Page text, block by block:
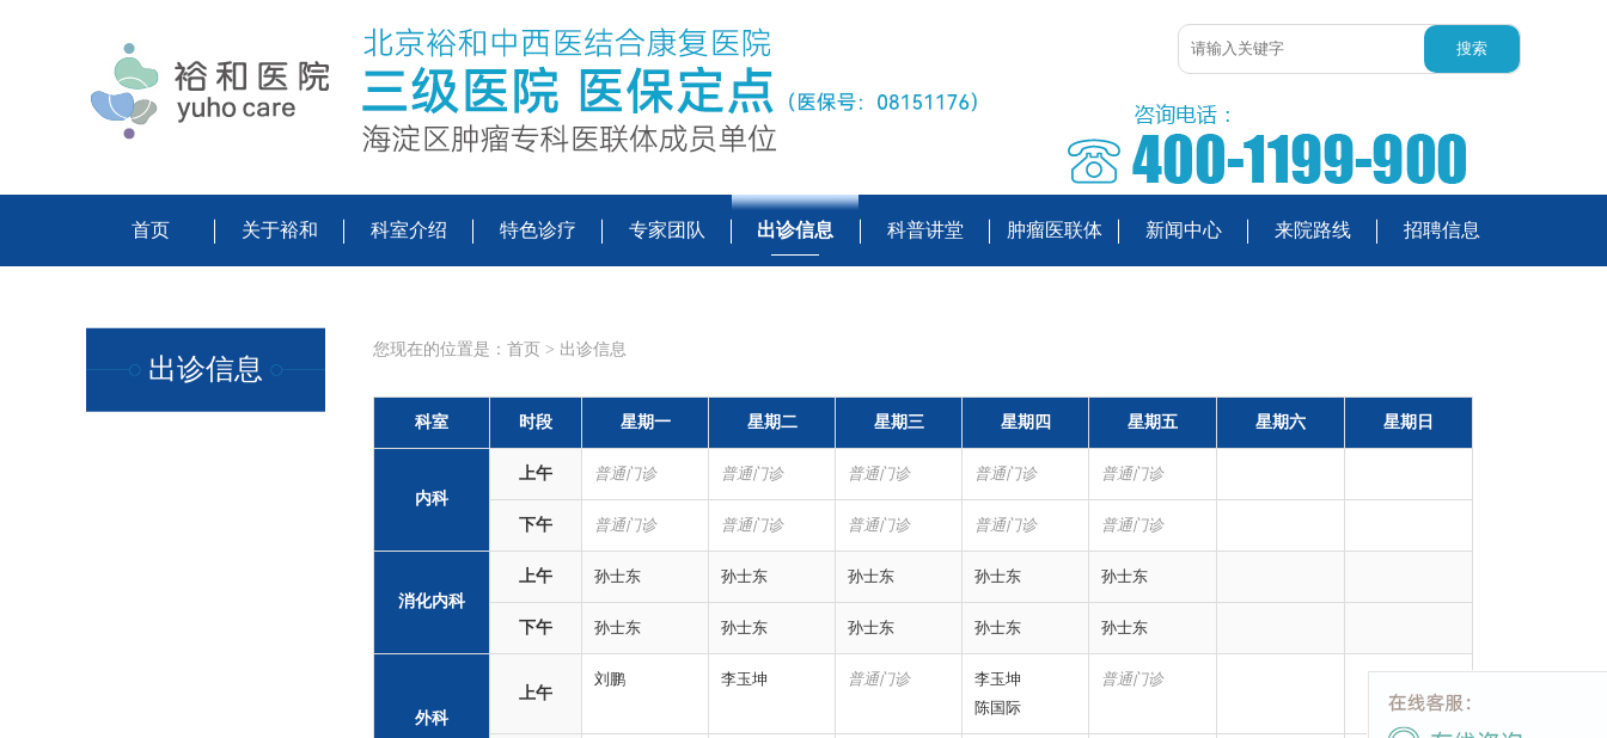
首页 关于裕和 科室介绍 特色诊疗 专家团队 出诊信息 科普讲堂 肿瘤医联体 新闻中心 来院路线 招聘信息
出诊信息
您现在的位置是： 首页 > 出诊信息
科室 时段 星期一 星期二 星期三 星期四 星期五 星期六 星期日
内科
上午 普通门诊 普通门诊 普通门诊 普通门诊 普通门诊
下午 普通门诊 普通门诊 普通门诊 普通门诊 普通门诊
消化内科
上午 孙士东 孙士东 孙士东 孙士东 孙士东
下午 孙士东 孙士东 孙士东 孙士东 孙士东
外科
上午
刘鹏 李玉坤 普通门诊
李玉坤
陈国际
普通门诊